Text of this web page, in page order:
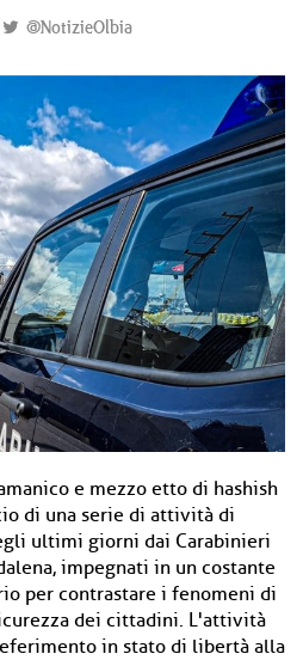
@NotizieOlbia
e mezzo etto di hashish
di una serie di attività di
ultimi giorni dai Carabinieri
impegnati in un costante
per contrastare i fenomeni di
dei cittadini. L'attività
in stato di libertà alla